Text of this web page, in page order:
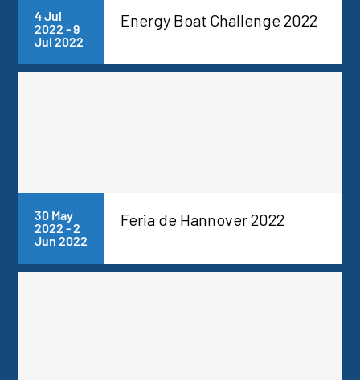
Energy Boat Challenge 2022
4 Jul
2022 -9
Jul 2022
Feria de Hannover 2022
30 May
2022 -2
Jun 2022